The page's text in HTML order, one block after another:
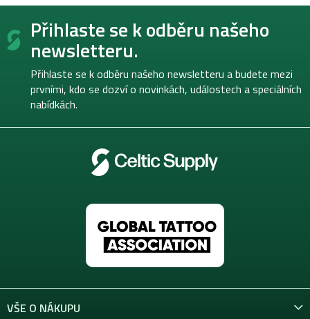
Z
Přihlaste se k odběru našeho
newsletteru.
Přihlaste se k odběru našeho newsletteru a budete mezi
prvními, kdo se dozví o novinkách, událostech a speciálních
nabídkách.
VŠE O NÁKUPU